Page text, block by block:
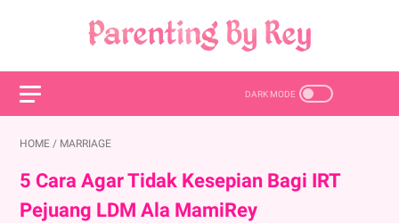
HOME / MARRIAGE
5 Cara Agar Tidak Kesepian Bagi IRT
Pejuang LDM Ala MamiRey